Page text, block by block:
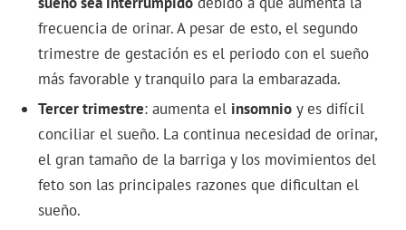
frecuencia de orinar. A pesar de esto, el segundo
trimestre de gestación es el periodo con el sueño
más favorable y tranquilo para la embarazada.
Tercer trimestre: aumenta el insomnio y es difícil
conciliar el sueño. La continua necesidad de orinar,
el gran tamaño de la barriga y los movimientos del
feto son las principales razones que dificultan el
sueño.